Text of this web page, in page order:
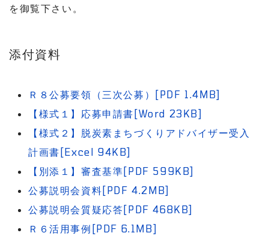
を御覧下さい。
添付資料
Ｒ８公募要領（三次公募）[PDF 1.4MB]
【様式１】応募申請書[Word 23KB]
【様式２】脱炭素まちづくりアドバイザー受入
計画書[Excel 94KB]
【別添１】審査基準[PDF 599KB]
公募説明会資料[PDF 4.2MB]
公募説明会質疑応答[PDF 468KB]
Ｒ６活用事例[PDF 6.1MB]